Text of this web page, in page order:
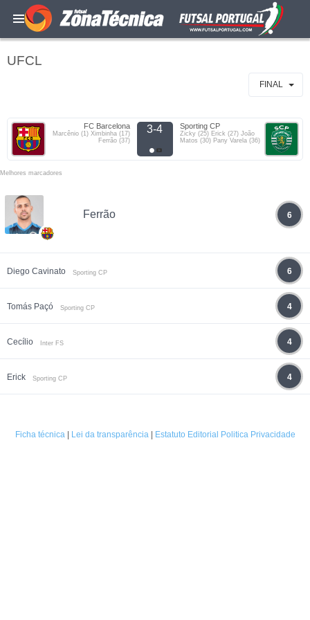
UFCL
FINAL
FC Barcelona
Marcênio (1) Ximbinha (17)
Ferrão (37)
3-4 Sporting CP
Zicky (25) Erick (27) João
Matos (30) Pany Varela (36)
Melhores marcadores
Ferrão 6
Diego Cavinato Sporting CP 6
Tomás Paçó Sporting CP 4
Cecílio Inter FS 4
Erick Sporting CP 4
Ficha técnica| Lei da transparência| Estatuto Editorial Politica Privacidade